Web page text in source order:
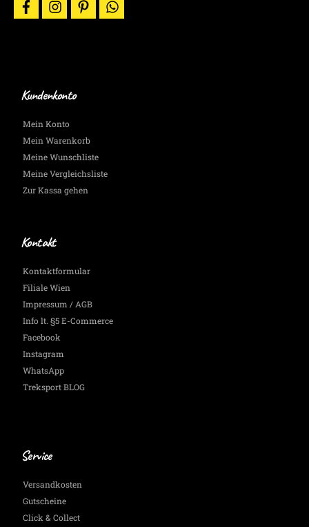
Mail.
Wir
Laufenden.
facebookinstagrampinterestwhatsapp
Kundenkonto
Mein Konto
Mein Warenkorb
Meine Wunschliste
Meine Vergleichsliste
Zur Kassa gehen
Kontakt
Kontaktformular
Filiale Wien
Impressum / AGB
Info lt. §5 E-Commerce
Facebook
Instagram
WhatsApp
Treksport BLOG
Service
Versandkosten
Gutscheine
Click & Collect